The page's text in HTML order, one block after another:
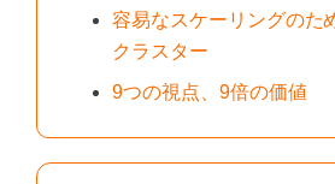
容易なスケーリングのた
クラスター
9つの視点、9倍の価値